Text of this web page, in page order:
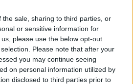
the sale, sharing to third parties, or
or sensitive information for
please use the below opt-out
Please note that after your
you may continue seeing
on personal information utilized by
disclosed to third parties prior to